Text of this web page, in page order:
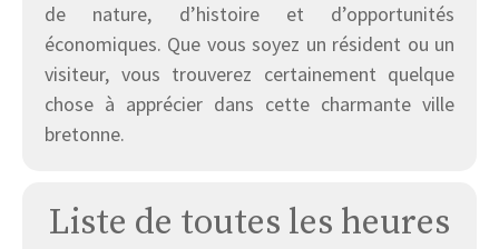
de nature, d’histoire et d’opportunités
économiques. Que vous soyez un résident ou un
visiteur, vous trouverez certainement quelque
chose à apprécier dans cette charmante ville
bretonne.
Liste de toutes les heures